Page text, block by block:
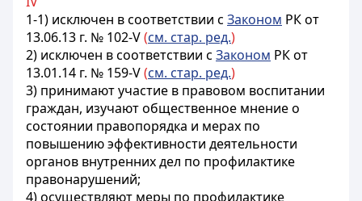
1-1) исключен в соответствии с Законом РК от
13.06.13 г. № 102-V(см. стар. ред.)
2) исключен в соответствии с Законом РК от
13.01.14 г. № 159-V(см. стар. ред.)
3) принимают участие в правовом воспитании
граждан, изучают общественное мнение о
состоянии правопорядка и мерах по
повышению эффективности деятельности
органов внутренних дел по профилактике
правонарушений;
4) осуществляют меры по профилактике